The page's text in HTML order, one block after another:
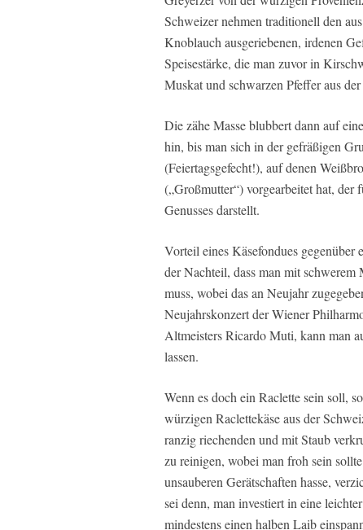
Schweizer nehmen traditionell den
Knoblauch ausgeriebenen, irdenen
Speisestärke, die man zuvor in
Muskat und schwarzen Pfeffer aus
Die zähe Masse blubbert dann auf
hin, bis man sich in der gefräßigen
(Feiertagsgefecht!), auf denen
(„Großmutter“) vorgearbeitet hat,
Genusses darstellt.
Vorteil eines Käsefondues gegenüber
der Nachteil, dass man mit
muss, wobei das an Neujahr
Neujahrskonzert der Wiener
Altmeisters Ricardo Muti, kann man
lassen.
Wenn es doch ein Raclette sein soll,
würzigen Raclettekäse aus der
ranzig riechenden und mit Staub
zu reinigen, wobei man froh sein
unsauberen Gerätschaften hasse,
sei denn, man investiert in eine
mindestens einen halben Laib